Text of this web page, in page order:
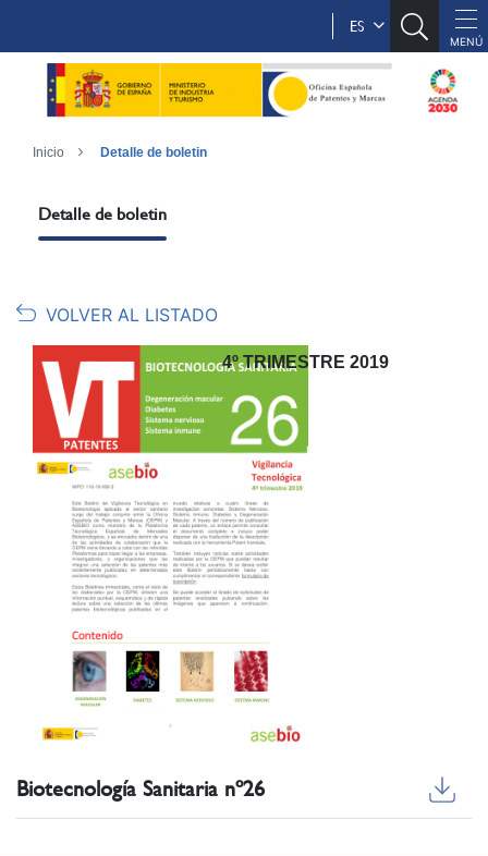
ES
Inicio Detalle de boletin
Detalle de boletin
VOLVER AL LISTADO
4º TRIMESTRE 2019
Biotecnología Sanitaria nº26